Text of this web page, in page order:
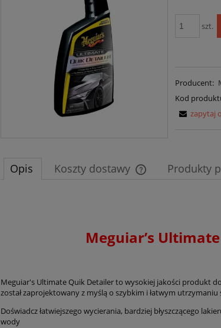
szt.
Producent:
Kod
zapytaj
Opis Koszty dostawy Produkty
Meguiar’s Ultimate
Meguiar's Ultimate Quik Detailer to wysokiej jakości produkt
został zaprojektowany z myślą o szybkim i łatwym
Doświadcz łatwiejszego wycierania, bardziej błyszczącego
wody